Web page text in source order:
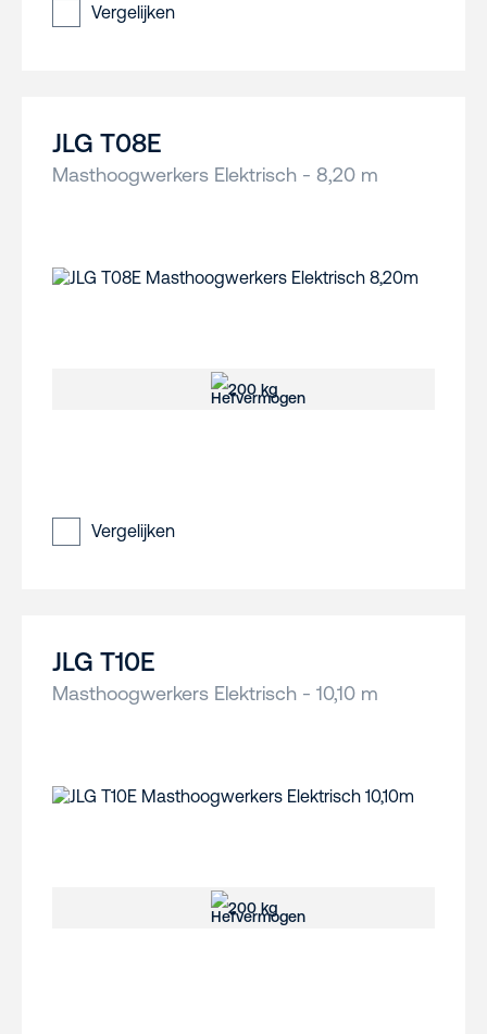
Vergelijken
JLG T08E
Masthoogwerkers Elektrisch - 8,20 m
200 kg
Vergelijken
JLG T10E
Masthoogwerkers Elektrisch - 10,10 m
200 kg